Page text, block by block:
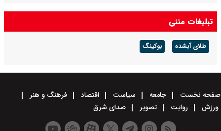
تبلیغات متنی
طلای آبشده بوکینگ
صفحه نخست جامعه سیاست اقتصاد
فرهنگ و هنر
ورزش
روایت تصویر صدای شرق